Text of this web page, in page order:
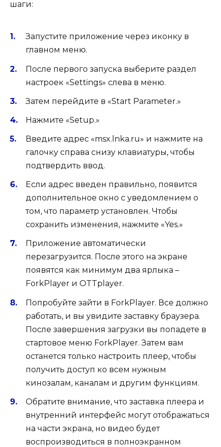
шаги:
Запустите приложение через иконку в
главном меню.
После первого запуска выберите раздел
настроек «Settings» слева в меню.
Затем перейдите в «Start Parameter.»
Нажмите «Setup.»
Введите адрес «msx.lnka.ru» и нажмите на
галочку справа снизу клавиатуры, чтобы
подтвердить ввод.
Если адрес введен правильно, появится
дополнительное окно с уведомлением о
том, что параметр установлен. Чтобы
сохранить изменения, нажмите «Yes.»
Приложение автоматически
перезагрузится. После этого на экране
появятся как минимум два ярлыка –
ForkPlayer и OTTplayer.
Попробуйте зайти в ForkPlayer. Все должно
работать, и вы увидите заставку браузера.
После завершения загрузки вы попадете в
стартовое меню ForkPlayer. Затем вам
останется только настроить плеер, чтобы
получить доступ ко всем нужным
кинозалам, каналам и другим функциям.
Обратите внимание, что заставка плеера и
внутренний интерфейс могут отображаться
на части экрана, но видео будет
воспроизводиться в полноэкранном